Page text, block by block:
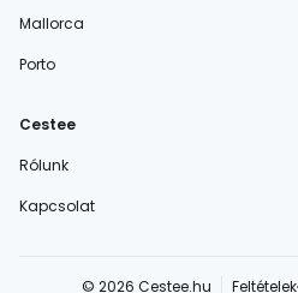
Mallorca
Porto
Cestee
Rólunk
Kapcsolat
© 2026 Cestee.hu Feltételek